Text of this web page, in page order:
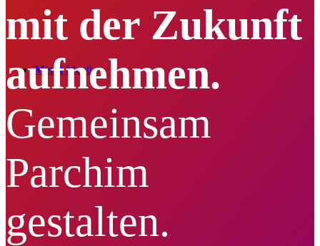
Menü Menü
mit der Zukunft
aufnehmen.
Gemeinsam
Parchim
gestalten.